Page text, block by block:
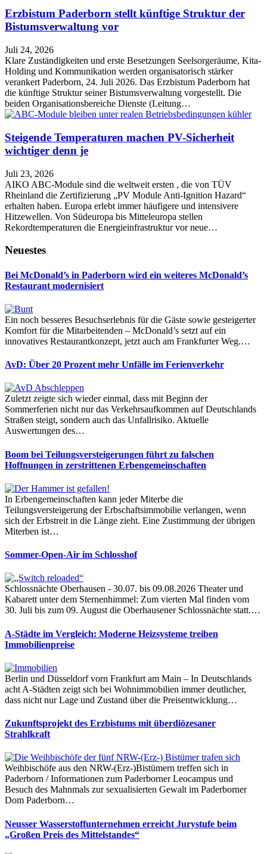
Erzbistum Paderborn stellt künftige Struktur der
Bistumsverwaltung vor
Juli 24, 2026
Klare Zuständigkeiten und erste Besetzungen Seelsorgeräume, Kita-
Holding und Kommunikation werden organisatorisch stärker
verankert Paderborn, 24. Juli 2026. Das Erzbistum Paderborn hat
die künftige Struktur seiner Bistumsverwaltung vorgestellt. Die
beiden Organisationsbereiche Dienste (Leitung…
Steigende Temperaturen machen PV-Sicherheit
wichtiger denn je
Juli 23, 2026
AIKO ABC-Module sind die weltweit ersten , die von TÜV
Rheinland die Zertifizierung „PV Module Anti-Ignition Hazard“
erhalten haben. Europa erlebt immer häufigere und intensivere
Hitzewellen. Von Südeuropa bis Mitteleuropa stellen
Rekordtemperaturen die Energieinfrastruktur vor neue…
Neuestes
Bei McDonald’s in Paderborn wird ein weiteres McDonald’s
Restaurant modernisiert
Ein noch besseres Besuchserlebnis für die Gäste sowie gesteigerter
Komfort für die Mitarbeitenden – McDonald’s setzt auf ein
innovatives Restaurantkonzept, jetzt auch am Frankfurter Weg.…
AvD: Über 20 Prozent mehr Unfälle im Ferienverkehr
Zuletzt zeigte sich wieder einmal, dass mit Beginn der
Sommerferien nicht nur das Verkehrsaufkommen auf Deutschlands
Straßen steigt, sondern auch das Unfallrisiko. Aktuelle
Auswertungen des…
Boom bei Teilungsversteigerungen führt zu falschen
Hoffnungen in zerstrittenen Erbengemeinschaften
In Erbengemeinschaften kann jeder Miterbe die
Teilungsversteigerung der Erbschaftsimmobilie verlangen, wenn
sich der Erbstreit in die Länge zieht. Eine Zustimmung der übrigen
Miterben ist…
Sommer-Open-Air im Schlosshof
Schlossnächte Oberhausen - 30.07. bis 09.08.2026 Theater und
Kabarett unter dem Sternenhimmel: Zum vierten Mal finden vom
30. Juli bis zum 09. August die Oberhausener Schlossnächte statt.…
A-Städte im Vergleich: Moderne Heizsysteme treiben
Immobilienpreise
Berlin und Düsseldorf vorn Frankfurt am Main – In Deutschlands
acht A-Städten zeigt sich bei Wohnimmobilien immer deutlicher,
dass nicht nur Lage und Zustand über die Preisentwicklung…
Zukunftsprojekt des Erzbistums mit überdiözesaner
Strahlkraft
Weihbischöfe aus den NRW-(Erz-)Bistümern treffen sich in
Paderborn / Informationen zum Paderborner Leocampus und
Besuch des Mahnmals zur sexualisierten Gewalt im Paderborner
Dom Paderborn…
Neusser Wasserstoffunternehmen erreicht Jurystufe beim
„Großen Preis des Mittelstandes“